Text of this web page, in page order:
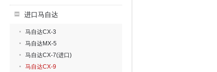
进口马自达
马自达CX-3
马自达MX-5
马自达CX-7(进口)
马自达CX-9